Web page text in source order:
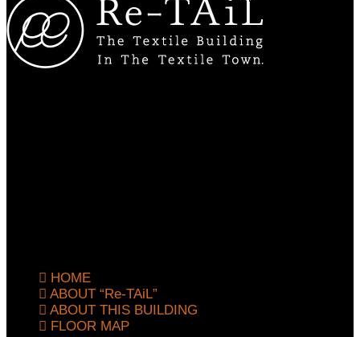
HOME
ABOUT “Re-TAiL”
ABOUT THIS BUILDING
FLOOR MAP